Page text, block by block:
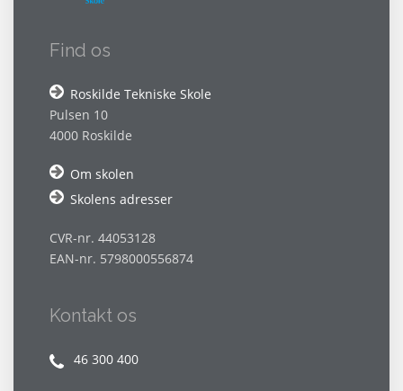
Find os
Roskilde Tekniske Skole
Pulsen 10
4000 Roskilde
Om skolen
Skolens adresser
CVR-nr. 44053128
EAN-nr. 5798000556874
Kontakt os
46 300 400